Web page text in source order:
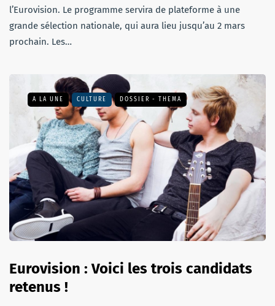
l’Eurovision. Le programme servira de plateforme à une
grande sélection nationale, qui aura lieu jusqu’au 2 mars
prochain. Les…
A LA UNE CULTURE DOSSIER - THEMA
Eurovision : Voici les trois candidats
retenus !